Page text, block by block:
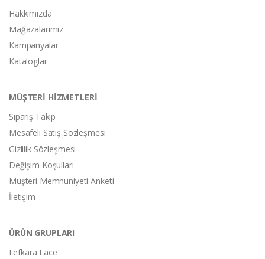
Hakkımızda
Mağazalarımız
Kampanyalar
Kataloglar
MÜŞTERİ HİZMETLERİ
Sipariş Takip
Mesafeli Satış Sözleşmesi
Gizlilik Sözleşmesi
Değişim Koşulları
Müşteri Memnuniyeti Anketi
İletişim
ÜRÜN GRUPLARI
Lefkara Lace